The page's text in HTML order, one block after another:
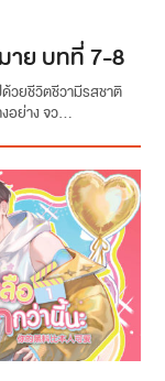
าย บทที่ 7-8
วยชีวิตชีวามีรสชาติ
อย่าง จว...